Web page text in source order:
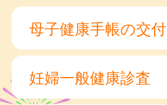
母子健康手帳の交付
妊婦一般健康診査